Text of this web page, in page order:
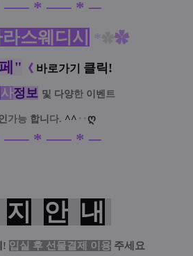
── * ── * ─
라스웨디시 *
✿
" 《 바로가기 클릭!
사정 보 및 다양한 이벤 트
가능 합니 다. ^^ ‥ ღ
── * ── * ─
지 안 내
! 입실 후 선물결제 이용 주세요